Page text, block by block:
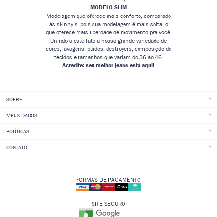
MODELO SLIM
Modelagem que oferece mais conforto, comparado
às skinny,s, pois sua modelagem é mais solta, o
que oferece mais liberdade de movimento pra você.
Unindo a este fato a nossa grande variedade de
cores, lavagens, puídos, destroyers, composição de
tecidos e tamanhos que variam do 36 ao 46.
Acredite: seu melhor jeans está aqui!
SOBRE
MEUS DADOS
POLÍTICAS
CONTATO
FORMAS DE PAGAMENTO
SITE SEGURO